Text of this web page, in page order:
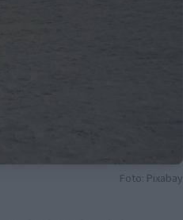
Foto: Pixabay